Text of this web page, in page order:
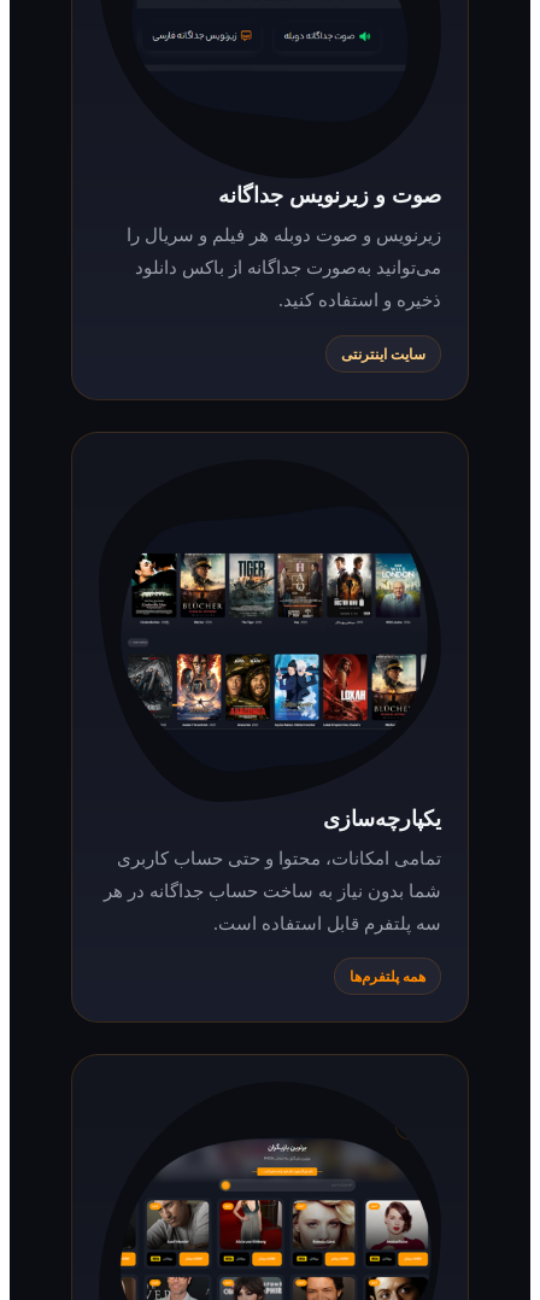
صوت و زیرنویس جداگانه
زیرنویس و صوت دوبله هر فیلم و سریال را
می‌توانید به‌صورت جداگانه از باکس دانلود
ذخیره و استفاده کنید.
سایت اینترنتی
یکپارچه‌سازی
تمامی امکانات، محتوا و حتی حساب کاربری
شما بدون نیاز به ساخت حساب جداگانه در هر
سه پلتفرم قابل استفاده است.
همه پلتفرم‌ها